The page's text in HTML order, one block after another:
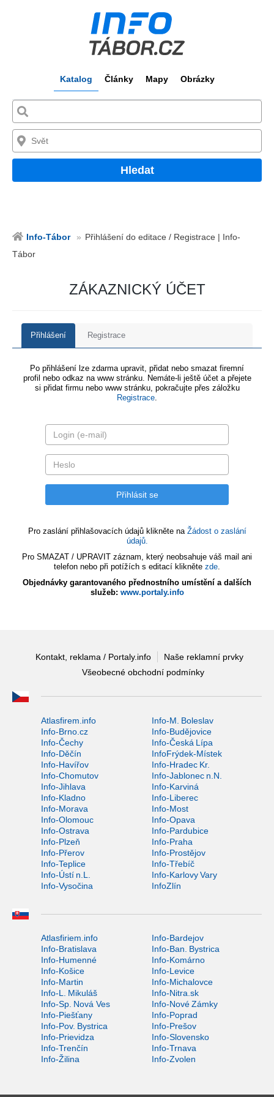
Katalog Články Mapy Obrázky
Hledat
Info-Tábor
Přihlášení do editace / Registrace | Info-
Tábor
ZÁKAZNICKÝ ÚČET
Přihlášení Registrace
Po přihlášení lze zdarma upravit, přidat nebo smazat firemní
profil nebo odkaz na www stránku. Nemáte-li ještě účet a přejete
si přidat firmu nebo www stránku, pokračujte přes záložku
Registrace.
Pro zaslání přihlašovacích údajů klikněte na Žádost o zaslání
údajů.
Pro SMAZAT / UPRAVIT záznam, který neobsahuje váš mail ani
telefon nebo při potížích s editací klikněte zde.
Objednávky garantovaného přednostního umístění a dalších
služeb: www.portaly.info
Kontakt, reklama / Portaly.info
Naše reklamní prvky
Všeobecné obchodní podmínky
Atlasfirem.info
Info-M. Boleslav
Info-Brno.cz
Info-Budějovice
Info-Čechy
Info-Česká Lípa
Info-Děčín
InfoFrýdek-Místek
Info-Havířov
Info-Hradec Kr.
Info-Chomutov
Info-Jablonec n.N.
Info-Jihlava
Info-Karviná
Info-Kladno
Info-Liberec
Info-Morava
Info-Most
Info-Olomouc
Info-Opava
Info-Ostrava
Info-Pardubice
Info-Plzeň
Info-Praha
Info-Přerov
Info-Prostějov
Info-Teplice
Info-Třebíč
Info-Ústí n.L.
Info-Karlovy Vary
Info-Vysočina
InfoZlín
Atlasfiriem.info
Info-Bardejov
Info-Bratislava
Info-Ban. Bystrica
Info-Humenné
Info-Komárno
Info-Košice
Info-Levice
Info-Martin
Info-Michalovce
Info-L. Mikuláš
Info-Nitra.sk
Info-Sp. Nová Ves
Info-Nové Zámky
Info-Piešťany
Info-Poprad
Info-Pov. Bystrica
Info-Prešov
Info-Prievidza
Info-Slovensko
Info-Trenčín
Info-Trnava
Info-Žilina
Info-Zvolen